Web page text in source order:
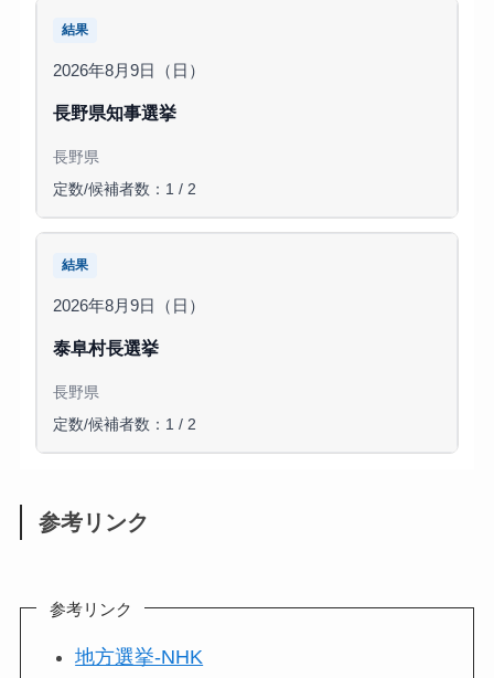
結果
2026年8月9日（日）
長野県知事選挙
長野県
定数/候補者数：1 / 2
結果
2026年8月9日（日）
泰阜村長選挙
長野県
定数/候補者数：1 / 2
参考リンク
参考リンク
地方選挙-NHK